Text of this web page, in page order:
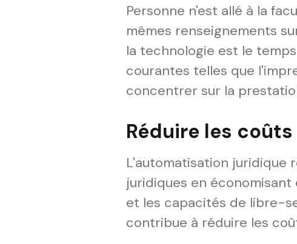
Personne n'est allé à la
mêmes renseignements
la technologie est le
courantes telles que
concentrer sur la
Réduire les coûts
L'automatisation juridique
juridiques en
et les capacités de libre-
contribue à réduire les